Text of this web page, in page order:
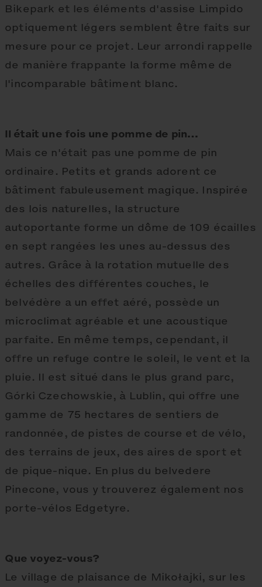
Bikepark et les éléments d'assise Limpido
optiquement légers semblent être faits sur
mesure pour ce projet. Leur arrondi rappelle
de manière frappante la forme même de
l'incomparable bâtiment blanc.
Il était une fois une pomme de pin…
Mais ce n'était pas une pomme de pin
ordinaire. Petits et grands adorent ce
bâtiment fabuleusement magique. Inspirée
des lois naturelles, la structure
autoportante forme un dôme de 109 écailles
en sept rangées les unes au-dessus des
autres. Grâce à la rotation mutuelle des
échelles des différentes couches, le
belvédère a un effet aéré, possède un
microclimat agréable et une acoustique
parfaite. En même temps, cependant, il
offre un refuge contre le soleil, le vent et la
pluie. Il est situé dans le plus grand parc,
Górki Czechowskie, à Lublin, qui offre une
gamme de 75 hectares de sentiers de
randonnée, de pistes de course et de vélo,
des terrains de jeux, des aires de sport et
de pique-nique. En plus du belvedere
Pinecone, vous y trouverez également nos
porte-vélos Edgetyre.
Que voyez-vous?
Le village de plaisance de Mikołajki, sur les